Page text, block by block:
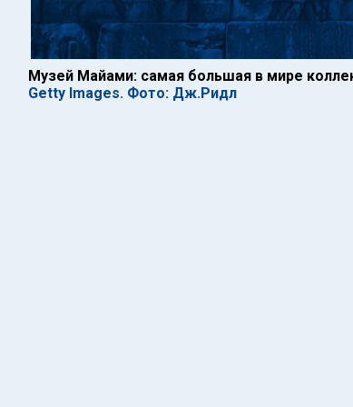
Музей Майами: самая большая в мире
Getty Images. Фото: Дж.Ридл